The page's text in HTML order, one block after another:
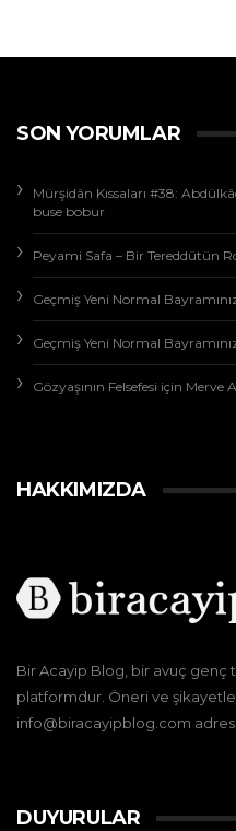
SON YORUMLAR
Mürşidân Kıssaları #38:
buse bobur
Peyami Safa – Bir Tereddütün
Geçmiş Yeni Normal
Geçmiş Yeni Normal
Gözyaşının Felsefesi için Merve
HAKKIMIZDA
Bir Acayip Blog, bir avuç genç
platformdur. Öneri ve
info@biracayipblog.com
DUYURULAR